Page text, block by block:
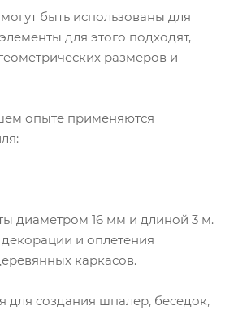
могут быть использованы для
для этого подходят,
размеров и
опыте применяются
диаметром 16 мм и длиной 3 м.
и оплетения
каркасов.
для создания шпалер, беседок,